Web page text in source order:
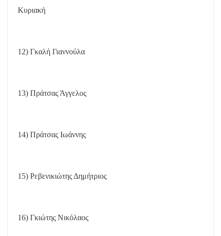
Κυριακή
12) Γκαλή Γιαννούλα
13) Πράτσας Άγγελος
14) Πράτσας Ιωάννης
15) Ρεβενικιώτης Δημήτριος
16) Γκιώτης Νικόλαος